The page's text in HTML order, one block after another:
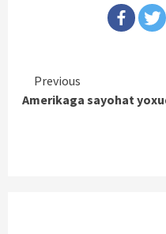
Continue
Reading
Previous
Amerikaga sayohat